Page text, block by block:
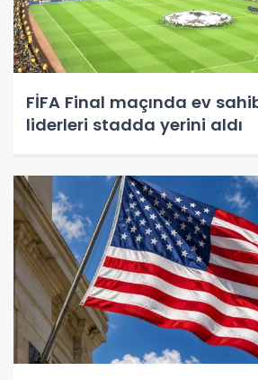
FİFA Final maçında ev
liderleri stadda yerini aldı